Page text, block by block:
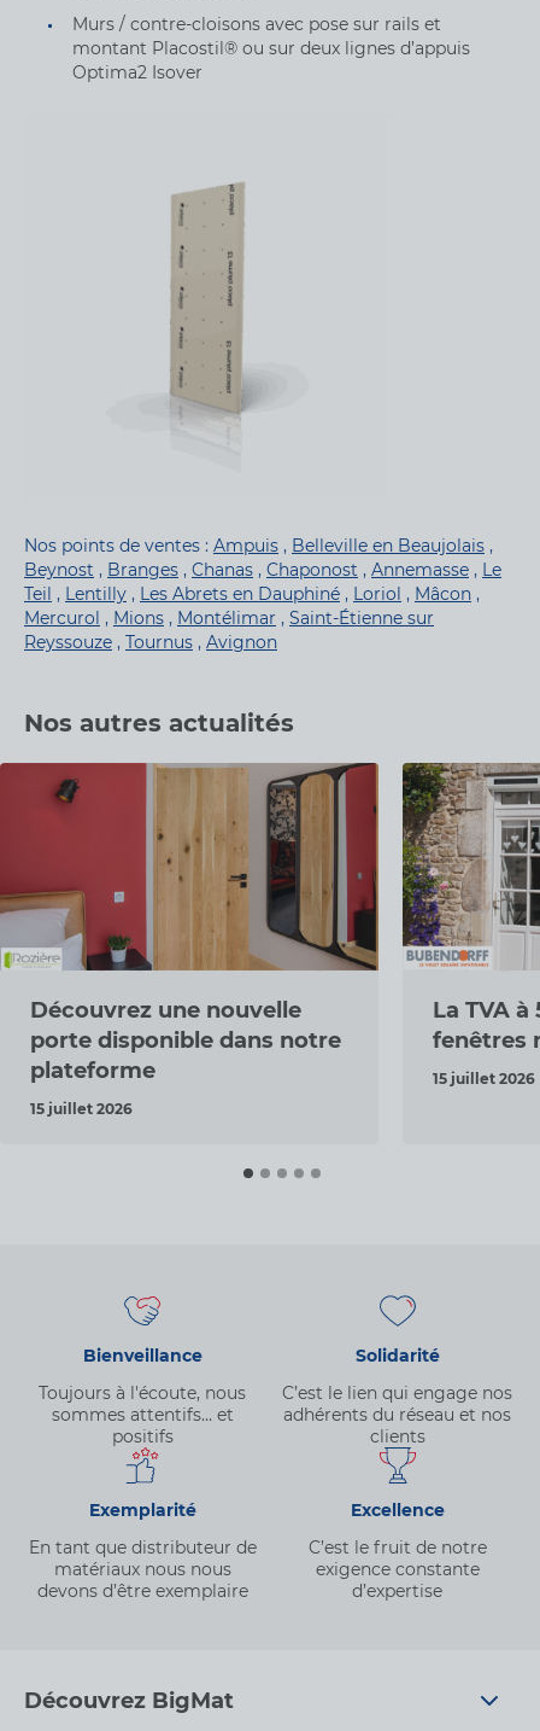
Murs / contre-cloisons avec pose sur rails et
montant Placostil® ou sur deux lignes d’appuis
Optima2 Isover
Nos points de ventes : Ampuis , Belleville en Beaujolais ,
Beynost , Branges , Chanas , Chaponost , Annemasse , Le
Teil , Lentilly , Les Abrets en Dauphiné , Loriol , Mâcon ,
Mercurol , Mions , Montélimar , Saint-Étienne sur
Reyssouze , Tournus , Avignon
Nos autres actualités
Découvrez une nouvelle
porte disponible dans notre
plateforme
15 juillet 2026
La TVA à
fenêtres
15 juillet 2026
Bienveillance
Toujours à l'écoute, nous
sommes attentifs… et
positifs
Solidarité
C’est le lien qui engage nos
adhérents du réseau et nos
clients
Exemplarité
En tant que distributeur de
matériaux nous nous
devons d’être exemplaire
Excellence
C’est le fruit de notre
exigence constante
d’expertise
Découvrez BigMat